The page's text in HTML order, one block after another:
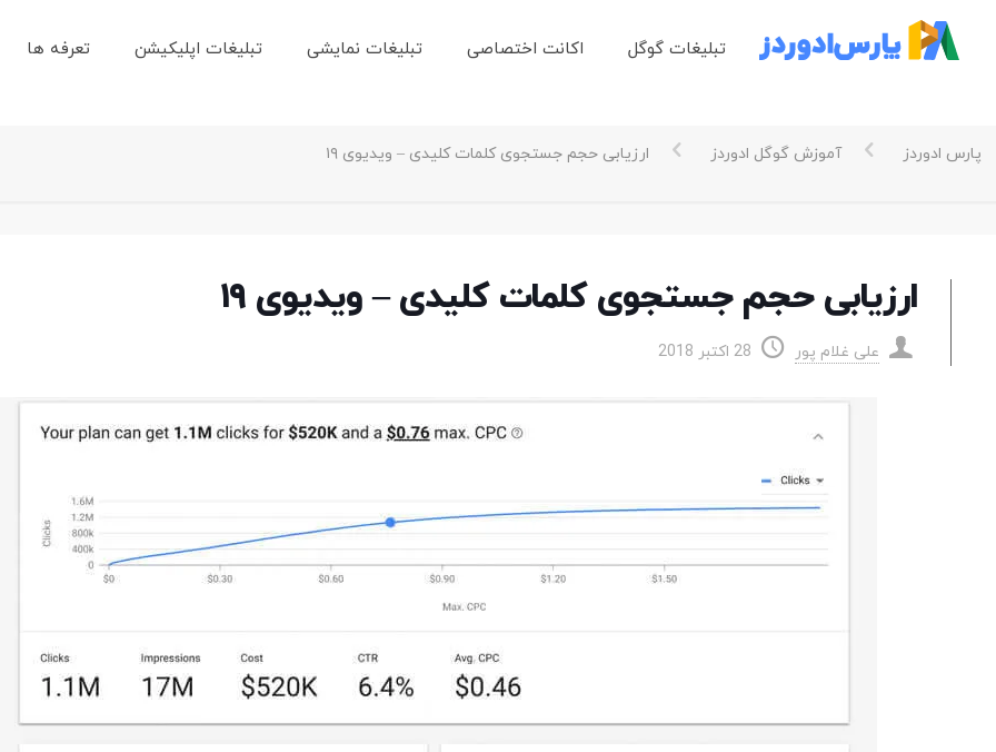
تبلیغات گوگل اکانت اختصاصی تبلیغات نمایشی تبلیغات اپلیکیشن تعرفه ها
پارس ادوردز آموزش گوگل ادوردز ارزیابی حجم جستجوی کلمات کلیدی – ویدیوی ۱۹
ارزیابی حجم جستجوی کلمات کلیدی – ویدیوی ۱۹
علی غلام پور 28 اکتبر 2018